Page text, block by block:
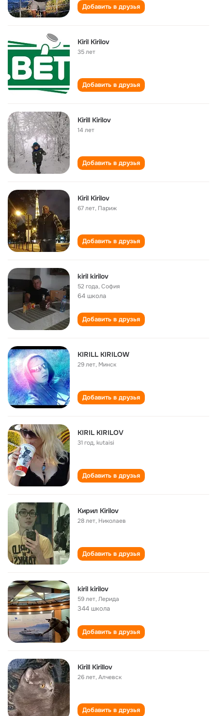
Добавить в друзья
Kiril Kirilov
35 лет
Добавить в друзья
Kirill Kirilov
14 лет
Добавить в друзья
Kiril Kirilov
67 лет, Париж
Добавить в друзья
kiril kirilov
52 года,София
64 школа
Добавить в друзья
KIRILL KIRILOW
29 лет, Минск
Добавить в друзья
KIRIL KIRILOV
31 год,kutaisi
Добавить в друзья
Кирил Kirilov
28 лет, Николаев
Добавить в друзья
kiril kirilov
59 лет,Лерида
344 школа
Добавить в друзья
Kirill Kirillov
26 лет,Алчевск
Добавить в друзья